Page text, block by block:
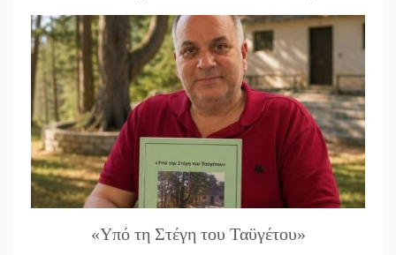
«Υπό τη Στέγη του Ταϋγέτου»